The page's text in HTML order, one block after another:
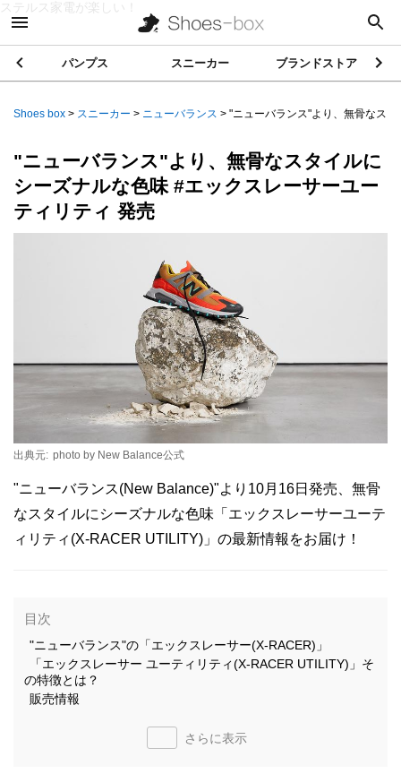
ステルス家電が楽しい！
パンプス スニーカー ブランドストア
Shoes box > スニーカー > ニューバランス > "ニューバランス"より、無骨なスタ
"ニューバランス"より、無骨なスタイルに
シーズナルな色味 #エックスレーサーユー
ティリティ 発売
出典元: photo by New Balance公式
"ニューバランス(New Balance)"より10月16日発売、無骨
なスタイルにシーズナルな色味「エックスレーサーユーテ
ィリティ(X-RACER UTILITY)」の最新情報をお届け！
目次
"ニューバランス"の「エックスレーサー(X-RACER)」
「エックスレーサー ユーティリティ(X-RACER UTILITY)」そ
の特徴とは？
販売情報
さらに表示